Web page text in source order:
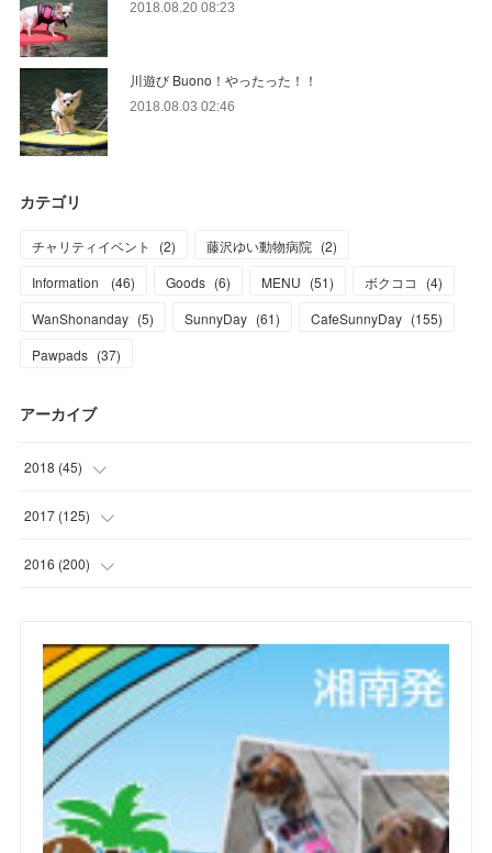
2018.08.20 08:23
川遊び Buono！やったった！！
2018.08.03 02:46
カテゴリ
チャリティイベント (2) 藤沢ゆい動物病院 (2)
Information
(46) Goods (6) MENU (51) ボクココ (4)
WanShonanday (5) SunnyDay (61) CafeSunnyDay (155)
Pawpads (37)
アーカイブ
2018 (45)
(1)
(1)
(7)
(2)
(4)
2017 (125)
(6)
(9)
(10 )
)
(11
(15)
2016 (200)
(17)
(19)
22)
(28)
(21)